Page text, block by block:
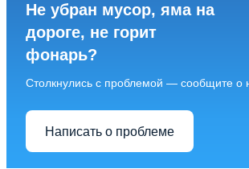
Не убран мусор, яма на
дороге, не горит
фонарь?
Столкнулись с проблемой — сообщите о
Написать о проблеме